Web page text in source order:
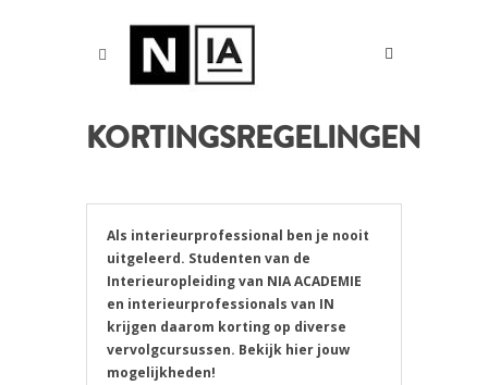
KORTINGSREGELINGEN
Als interieurprofessional ben je nooit
uitgeleerd. Studenten van de
Interieuropleiding van NIA ACADEMIE
en interieurprofessionals van IN
krijgen daarom korting op diverse
vervolgcursussen. Bekijk hier jouw
mogelijkheden!